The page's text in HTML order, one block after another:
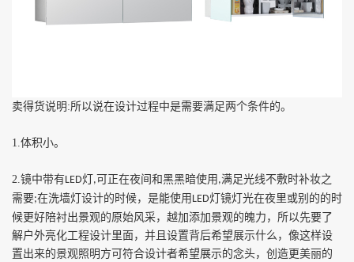
卖得货说明 :所以说在设计过程中是需要满足两个条件的。
1.体积小。
2.镜中带有LED灯 , 可正在夜间和黑黑暗使用 ,满足光线不敷时补妆之
需要;在洗墙灯设计的时候，是能使用 LED灯镜灯光在夜里或别的的时
候更好陪衬出景观的原始风采，越加添加景观的魄力，所以先要了
解户外亮化工程设计里面，并且设置背后希望展示什么，像这样设
置出来的景观照明方可符合设计者希望展示的念头，创造更美丽的